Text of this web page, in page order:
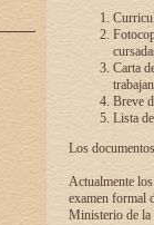
Carta
Breve
Lista
Los
Actualmente
examen formal
Ministerio de la